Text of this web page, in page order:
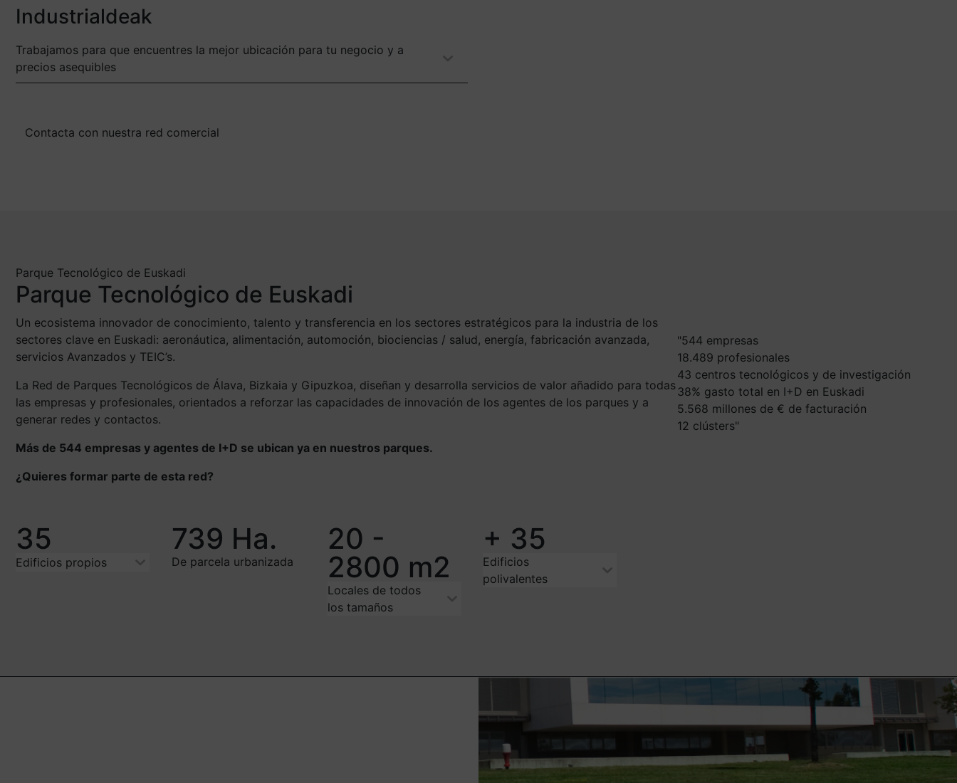
Industrialdeak
Trabajamos para que encuentres la mejor ubicación para tu negocio y a
precios asequibles
Contacta con nuestra red comercial
Parque Tecnológico de Euskadi
Parque Tecnológico de Euskadi
Un ecosistema innovador de conocimiento, talento y transferencia en los sectores estratégicos para la industria de los
sectores clave en Euskadi: aeronáutica, alimentación, automoción, biociencias / salud, energía, fabricación avanzada,
servicios Avanzados y TEIC’s.
La Red de Parques Tecnológicos de Álava, Bizkaia y Gipuzkoa, diseñan y desarrolla servicios de valor añadido para todas
las empresas y profesionales, orientados a reforzar las capacidades de innovación de los agentes de los parques y a
generar redes y contactos.
Más de 544 empresas y agentes de I+D se ubican ya en nuestros parques.
¿Quieres formar parte de esta red?
544 empresas
18.489 profesionales
43 centros tecnológicos y de investigación
38% gasto total en I+D en Euskadi
5.568 millones de € de facturación
12 clústers
35
Edificios propios
739 Ha.
De parcela urbanizada
20 -
2800 m2
Locales de todos
los tamaños
+ 35
Edificios
polivalentes